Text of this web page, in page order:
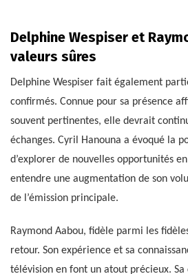
Delphine Wespiser et
valeurs sûres
Delphine Wespiser fait également
confirmés. Connue pour sa présence
souvent pertinentes, elle devrait
échanges. Cyril Hanouna a évoqué la
d’explorer de nouvelles opportunités
entendre une augmentation de son
de l’émission principale.
Raymond Aabou, fidèle parmi les
retour. Son expérience et sa
télévision en font un atout précieux.